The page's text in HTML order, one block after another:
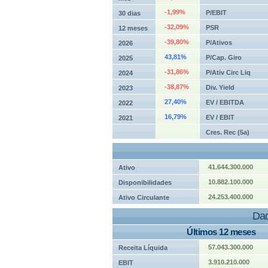
30 dias -1,99% P/EBIT
12 meses -32,09% PSR
2026 -39,80% P/Ativos
2025 43,81% P/Cap. Giro
2024 -31,86% P/Ativ Circ Liq
2023 -38,87% Div. Yield
2022 27,40% EV / EBITDA
2021 16,79% EV / EBIT
Cres. Rec (5a)
Ativo 41.644.300.000
Disponibilidades 10.882.100.000
Ativo Circulante 24.253.400.000
Últimos 12 meses
Receita Líquida 57.043.300.000
EBIT 3.910.210.000